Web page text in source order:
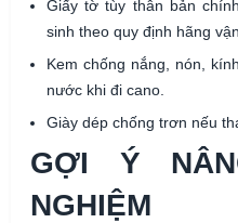
Giấy tờ tùy thân bản
sinh theo quy định hãng
Kem chống nắng, nón,
nước khi đi cano.
Giày dép chống trơn nếu
GỢI Ý
NGHIỆM